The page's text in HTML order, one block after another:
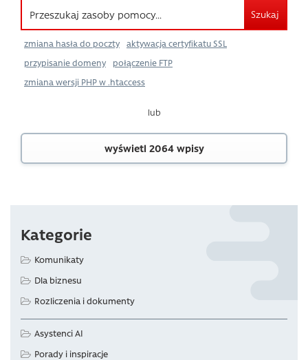
Szukaj
zmiana hasła do poczty
aktywacja certyfikatu SSL
przypisanie domeny
połączenie FTP
zmiana wersji PHP w .htaccess
lub
wyświetl 2064 wpisy
Kategorie
Komunikaty
Dla biznesu
Rozliczenia i dokumenty
Asystenci AI
Porady i inspiracje